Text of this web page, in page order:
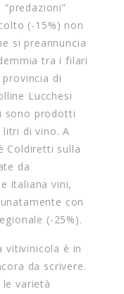
(-15%) non
si preannuncia
tra i filari
di
Lucchesi
sono prodotti
litri di vino. A
Coldiretti sulla
da
italiana vini,
con
(-25%).
vitivinicola è in
da scrivere.
varietà